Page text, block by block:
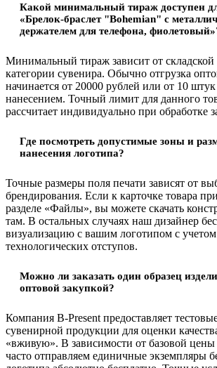
Какой минимальный тираж доступен
«Брелок-браслет "Bohemian" c
держателем для телефона,
Минимальный тираж зависит от
категории сувенира. Обычно отгрузка
начинается от 20000 рублей или от 10
нанесением. Точный лимит для данного
рассчитает индивидуально при обработке
Где посмотреть допустимые зоны и
нанесения логотипа?
Точные размеры поля печати зависят от
брендирования. Если к карточке товара
разделе «Файлы», вы можете скачать
там. В остальных случаях наш дизайнер
визуализацию с вашим логотипом с учетом
технологических отступов.
Можно ли заказать один образец
оптовой закупкой?
Компания B-Present предоставляет
сувенирной продукции для оценки
«вживую». В зависимости от базовой
часто отправляем единичные экземпляры